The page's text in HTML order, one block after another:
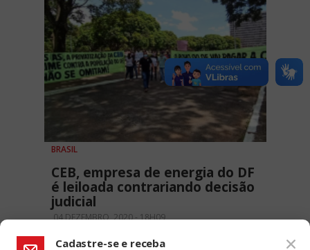
BRASIL
CEB, empresa de energia do DF
é leiloada contrariando decisão
judicial
04 DEZEMBRO, 2020 - 18H09
Cadastre-se e receba